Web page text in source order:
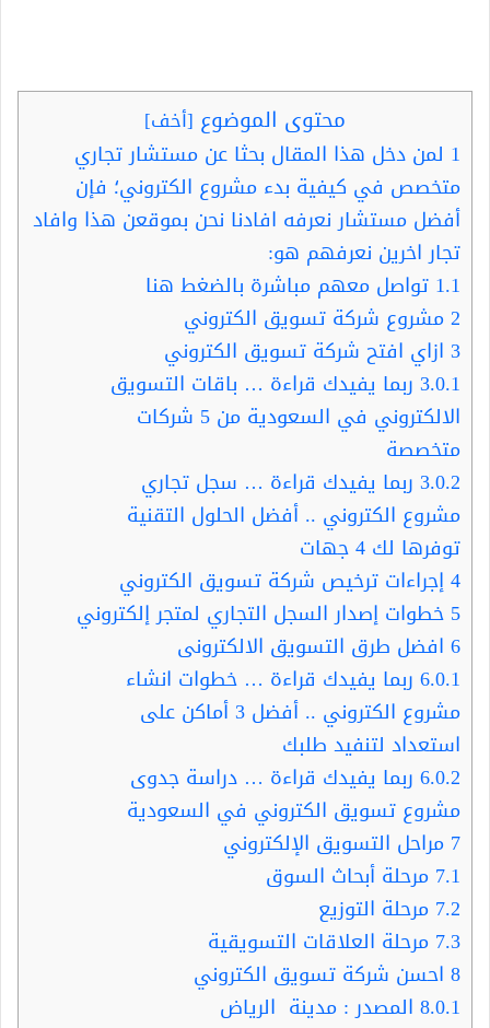
محتوى الموضوع [أخف]
1 لمن دخل هذا المقال بحثا عن مستشار تجاري
متخصص في كيفية بدء مشروع الكتروني؛ فإن
أفضل مستشار نعرفه افادنا نحن بموقعن هذا وافاد
تجار اخرين نعرفهم هو:
1.1 تواصل معهم مباشرة بالضغط هنا
2مشروع شركة تسويق الكتروني
3 ازاي افتح شركة تسويق الكتروني
3.0.1 ربما يفيدك قراءة … باقات التسويق
الالكتروني في السعودية من 5 شركات
متخصصة
3.0.2 ربما يفيدك قراءة … سجل تجاري
مشروع الكتروني .. أفضل الحلول التقنية
توفرها لك 4 جهات
4إجراءات ترخيص شركة تسويق الكتروني
5 خطوات إصدار السجل التجاري لمتجر إلكتروني
6 افضل طرق التسويق الالكترونى
6.0.1 ربما يفيدك قراءة … خطوات انشاء
مشروع الكتروني .. أفضل 3 أماكن على
استعداد لتنفيد طلبك
6.0.2 ربما يفيدك قراءة … دراسة جدوى
مشروع تسويق الكتروني في السعودية
7 مراحل التسويق الإلكتروني
7.1 مرحلة أبحاث السوق
7.2 مرحلة التوزيع
7.3 مرحلة العلاقات التسويقية
8 احسن شركة تسويق الكتروني
8.0.1 المصدر : مدينة الرياض